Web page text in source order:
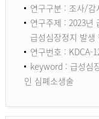
연구구분 : 조사/감
연구주제 : 2023년
급성심장정지 발
연구번호 : KDCA-
keyword : 급성심
인 심폐소생술